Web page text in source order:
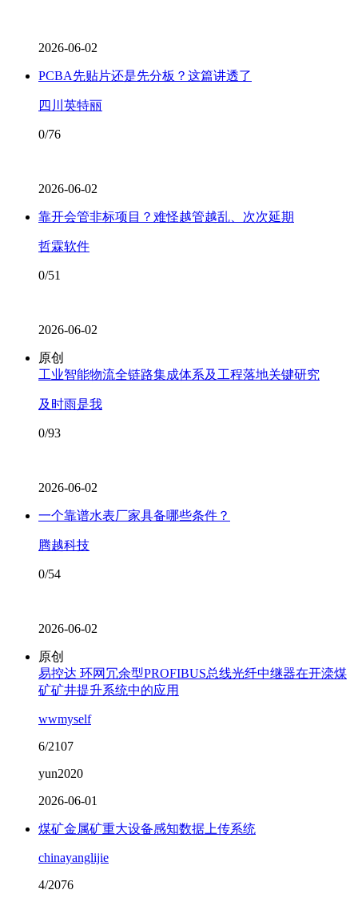
2026-06-02
PCBA先贴片还是先分板？这篇讲透了
四川英特丽
0/76
2026-06-02
靠开会管非标项目？难怪越管越乱、次次延期
哲霖软件
0/51
2026-06-02
原创
工业智能物流全链路集成体系及工程落地关键研究
及时雨是我
0/93
2026-06-02
一个靠谱水表厂家具备哪些条件？
腾越科技
0/54
2026-06-02
原创
易控达 环网冗余型PROFIBUS总线光纤中继器在开滦煤
矿矿井提升系统中的应用
wwmyself
6/2107
yun2020
2026-06-01
煤矿金属矿重大设备感知数据上传系统
chinayanglijie
4/2076